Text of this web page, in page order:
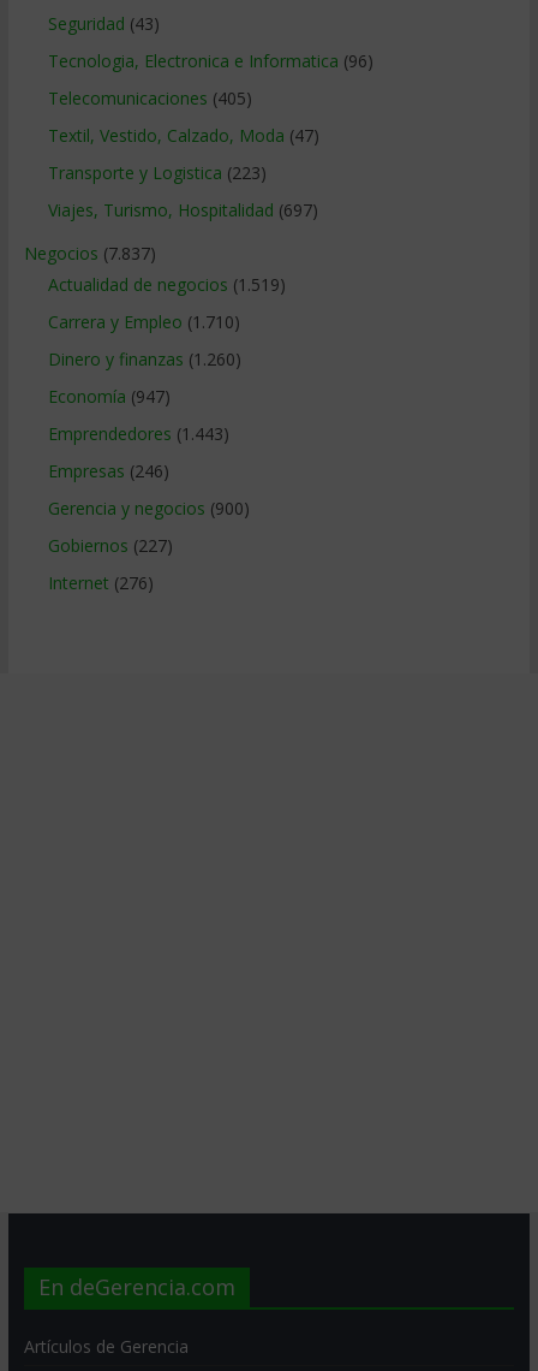
Seguridad (43)
Tecnologia, Electronica e Informatica (96)
Telecomunicaciones (405)
Textil, Vestido, Calzado, Moda (47)
Transporte y Logistica (223)
Viajes, Turismo, Hospitalidad (697)
Negocios (7.837)
Actualidad de negocios (1.519)
Carrera y Empleo (1.710)
Dinero y finanzas (1.260)
Economía (947)
Emprendedores (1.443)
Empresas (246)
Gerencia y negocios (900)
Gobiernos (227)
Internet (276)
En deGerencia.com
Artículos de Gerencia